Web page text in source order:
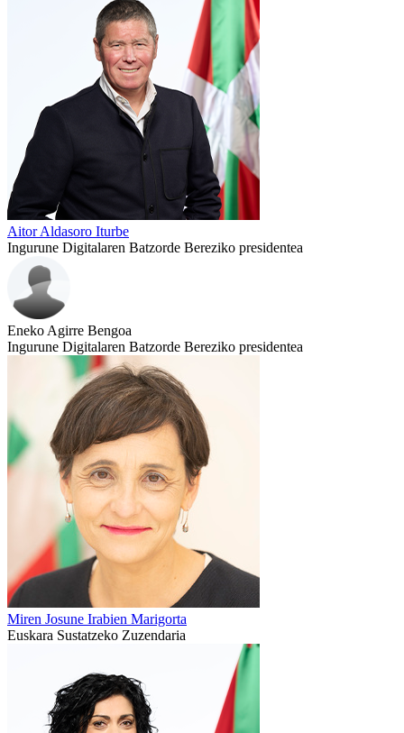
Aitor Aldasoro Iturbe
Ingurune Digitalaren Batzorde Bereziko presidentea
Eneko Agirre Bengoa
Ingurune Digitalaren Batzorde Bereziko presidentea
Miren Josune Irabien Marigorta
Euskara Sustatzeko Zuzendaria